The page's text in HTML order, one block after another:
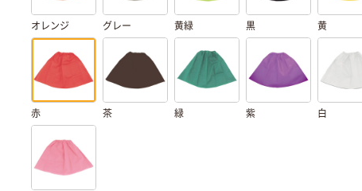
オレンジ グレー 黄緑 黒 黄
赤 茶 緑 紫 白